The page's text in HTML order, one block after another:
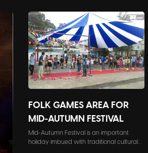
FOLK GAMES AREA FOR
MID-AUTUMN FESTIVAL
Mid-Autumn Festival is an important
holiday imbued with traditional cultural